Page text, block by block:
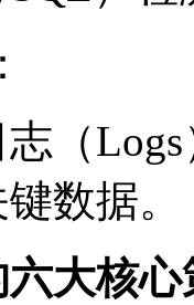
（
数据。
大核心